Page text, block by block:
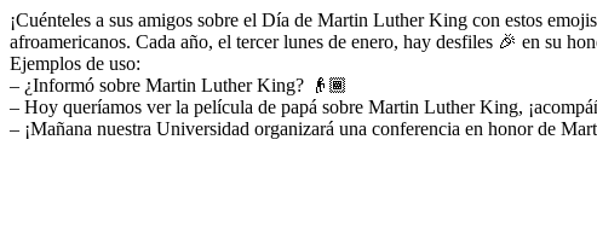
¡Cuénteles a sus amigos sobre el Día de Martin Luther King con estos
afroamericanos. Cada año, el tercer lunes de enero, hay desfiles 🎉 en su
Ejemplos de uso:
– ¿Informó sobre Martin Luther King? 👴🏾
– Hoy queríamos ver la película de papá sobre Martin Luther King,
– ¡Mañana nuestra Universidad organizará una conferencia en honor de